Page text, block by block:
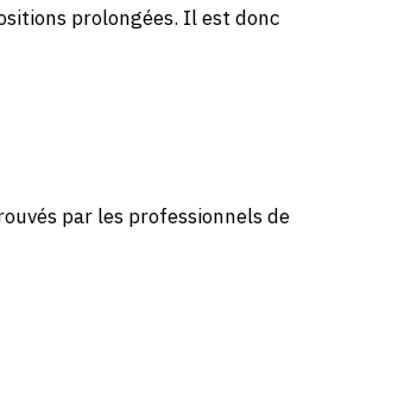
prolongées. Il est donc
par les professionnels de